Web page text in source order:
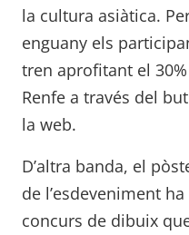
la cultura asiàtica.
enguany els
tren aprofitant el
Renfe a través del
la web.
D’altra banda, el
de l’esdeveniment
concurs de dibuix